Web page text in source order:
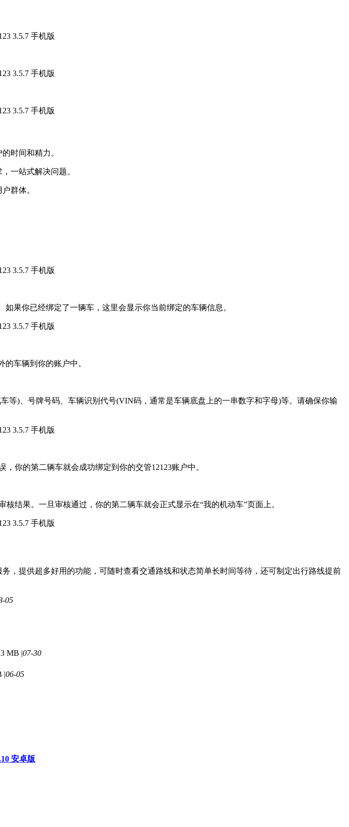
时间和精力。
一站式解决问题。
群体。
果你已经绑定了一辆车，这里会显示你当前绑定的车辆信息。
车辆到你的账户中。
)、号牌号码、车辆识别代号(VIN码，通常是车辆底盘上的一串数字和字母)等。请确保你输
你的第二辆车就会成功绑定到你的交管12123账户中。
结果。一旦审核通过，你的第二辆车就会正式显示在“我的机动车”页面上。
，提供超多好用的功能，可随时查看交通路线和状态简单长时间等待，还可制定出行路线提前
05
MB |07-30
|06-05
安卓版